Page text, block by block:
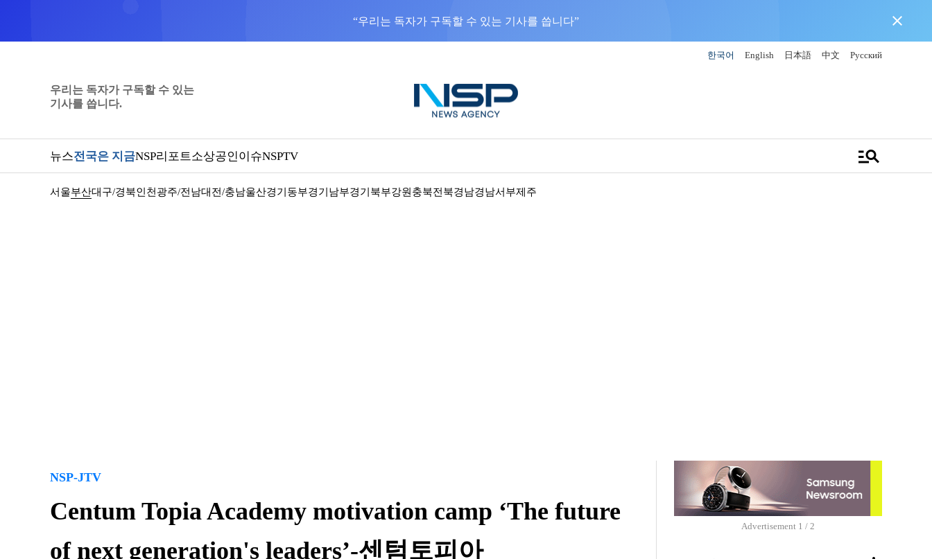
“우리는 독자가 구독할 수 있는 기사를 씁니다” close
한국어 English 日本語 中文 Русский
우리는 독자가 구독할 수 있는
기사를 씁니다.
뉴스전국은 지금NSP리포트소상공인이슈NSPTV manage_search
서울부산대구/경북인천 광주/전남대전/충남울산경기동부경기남부경기북부강원 충북전북경남경남서부제주
NSP-JTV
Centum Topia Academy motivation camp ‘The future
of next generation's leaders’-센텀토피아
Advertisement 1 / 2